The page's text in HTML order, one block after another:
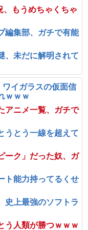
、もうめちゃくちゃ
編集部、ガチで有能
、未だに解明されて
ワイガラスの仮面信
ｗｗｗ
アニメ一覧、ガチで
うとう一線を超えて
ーク」だった奴、ガ
ト能力持ってるくせ
史上最強のソフトラ
う人類が勝つｗｗｗ